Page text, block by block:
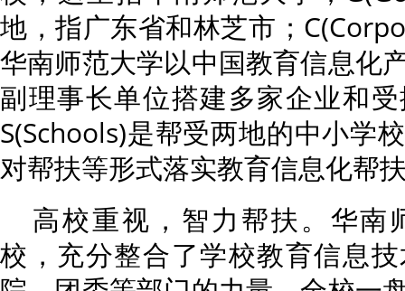
地，指广东省和林芝市；
华南师范大学以中国教育信息化
副理事长单位搭建多家企业和
S(Schools)是帮受两地的中小学
对帮扶等形式落实教育信息化帮
高校重视，智力帮扶。华南
校，充分整合了学校教育信息